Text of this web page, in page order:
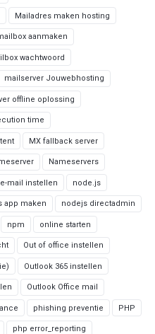
Mailadres maken hosting
aanmaken
wachtwoord
mailserver Jouwebhosting
offline oplossing
time
MX fallback server
Nameservers
mail instellen node.js
app maken nodejs directadmin
npm online starten
Out of office instellen
Outlook 365 instellen
Outlook Office mail
phishing preventie PHP
php error_reporting